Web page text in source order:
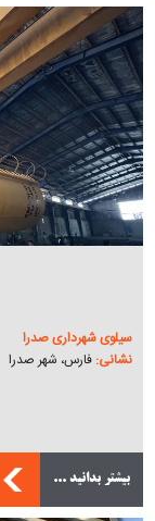
سیلوی شهرداری صدرا
نشانی:فارس، شهر صدرا
بیشتر بدانید ...